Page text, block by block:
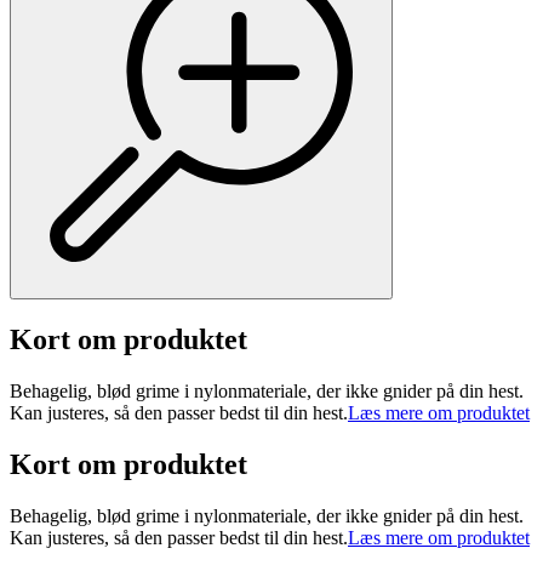
Kort om produktet
Behagelig, blød grime i nylonmateriale, der ikke gnider på din hest.
Kan justeres, så den passer bedst til din hest.Læs mere om produktet
Kort om produktet
Behagelig, blød grime i nylonmateriale, der ikke gnider på din hest.
Kan justeres, så den passer bedst til din hest.Læs mere om produktet